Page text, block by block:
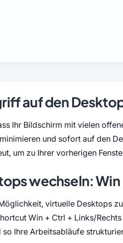
auf den
Ihr Bildschirm mit vielen
und sofort auf den
um zu Ihrer vorherigen
wechseln:
virtuelle Desktops
Win + Ctrl + Links/
Ihre Arbeitsabläufe